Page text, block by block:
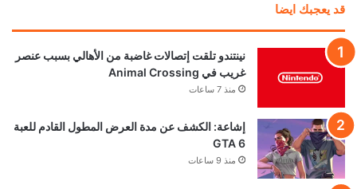
قد يعجبك ايضا
نينتندو تلقت إتصالات غاضبة من الأهالي بسبب عنصر
غريب في Animal Crossing
منذ 7 ساعات
إشاعة: الكشف عن مدة العرض المطول القادم للعبة
GTA 6
منذ 9 ساعات